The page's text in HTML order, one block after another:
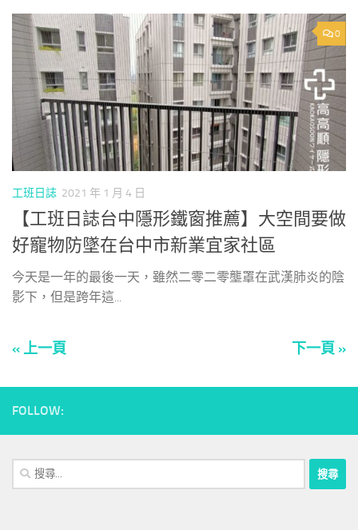
0
工班日誌 2021 年 1 月 4 日
【工班日誌台中隱形鐵窗推薦】大空間要做
好寵物防墜在台中市新業宜家社區
今天是一年的最後一天，雖然二零二零壟罩在武漢肺炎的陰
影下，但是跨年這...
« 上一頁 下一頁 »
FOLLOW:
搜
尋